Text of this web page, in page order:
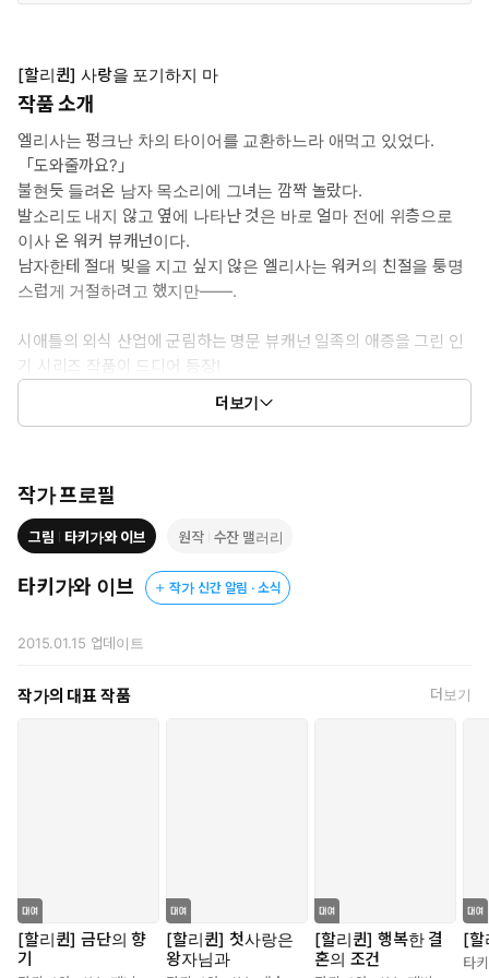
[할리퀸] 사랑을 포기하지 마
작품 소개
엘리사는 펑크난 차의 타이어를 교환하느라 애먹고 있었다.
「도와줄까요?」
불현듯 들려온 남자 목소리에 그녀는 깜짝 놀랐다.
발소리도 내지 않고 옆에 나타난 것은 바로 얼마 전에 위층으로
이사 온 워커 뷰캐넌이다.
남자한테 절대 빚을 지고 싶지 않은 엘리사는 워커의 친절을 퉁명
스럽게 거절하려고 했지만――.
시애틀의 외식 산업에 군림하는 명문 뷰캐넌 일족의 애증을 그린 인
기 시리즈 작품이 드디어 등장!
* 「[할리퀸] 플레이보이에게 반했어, [할리퀸] 이 순애는 스캔들,
더보기
작가 프로필
그림 타키가와 이브 원작 수잔 맬러리
타키가와 이브 작가 신간 알림 · 소식
2015.01.15 업데이트
작가의 대표 작품 더보기
[할리퀸] 금단의 향
기
[할리퀸] 첫사랑은
왕자님과
[할리퀸] 행복한 결
혼의 조건
[할
타